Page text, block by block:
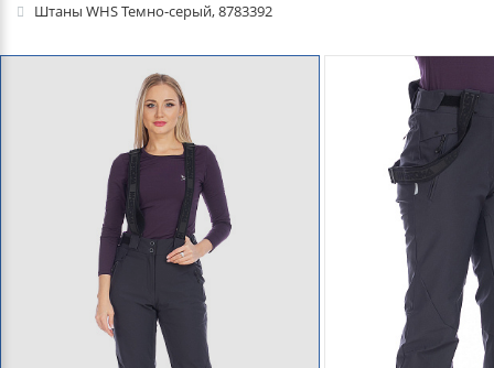
Штаны WHS Темно-серый, 8783392